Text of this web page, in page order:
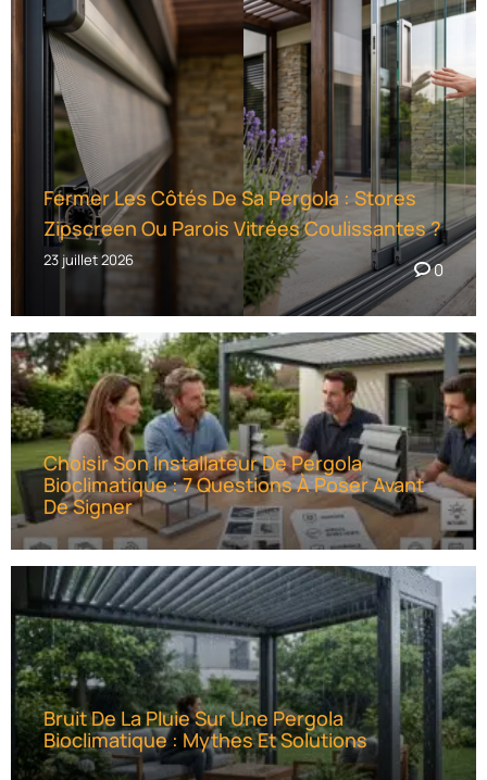
Fermer Les Côtés De Sa Pergola : Stores
Zipscreen Ou Parois Vitrées Coulissantes ?
23 juillet 2026 0
Choisir Son Installateur De Pergola
Bioclimatique : 7 Questions À Poser Avant
De Signer
Bruit De La Pluie Sur Une Pergola
Bioclimatique : Mythes Et Solutions